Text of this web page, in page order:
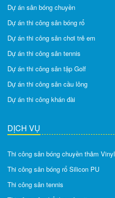
Dự án sân bóng chuyền
Dự án thi công sân bóng rổ
Dự án thi công sân chơi trẻ em
Dự án thi công sân tennis
Dự án thi công sân tập Golf
Dự án thi công sân cầu lông
Dự án thi công khán đài
DỊCH VỤ
Thi công sân bóng chuyền thảm Vinyl
Thi công sân bóng rổ Silicon PU
Thi công sân tennis